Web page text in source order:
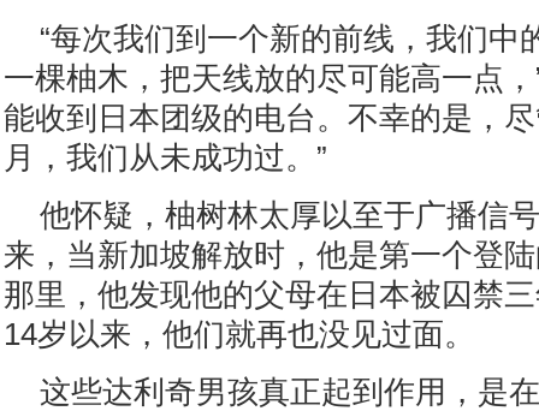
“每次我们到一个新的前线，我们中
一棵柚木，把天线放的尽可能高一点
能收到日本团级的电台。不幸的是，
月，我们从未成功过。”
他怀疑，柚树林太厚以至于广播信
来，当新加坡解放时，他是第一个登
那里，他发现他的父母在日本被囚禁
14岁以来，他们就再也没见过面。
这些达利奇男孩真正起到作用，是